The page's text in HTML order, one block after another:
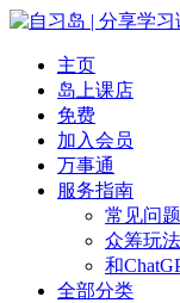
主页
岛上课店
免费
加入会员
万事通
服务指南
常见问题
众筹玩法
和
全部分类